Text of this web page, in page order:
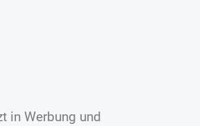
in Werbung und